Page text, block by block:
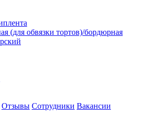
(для обвязки тортов)/бордюрная
Отзывы Сотрудники Вакансии